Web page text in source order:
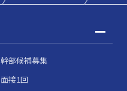
幹部候補募集
面接1回